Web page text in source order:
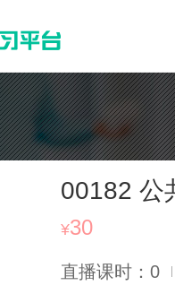
00182 公
¥30
直播课时：0